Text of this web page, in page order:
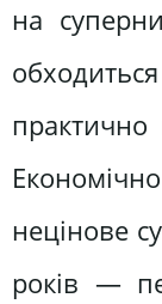
на
практично
нецінове
років —